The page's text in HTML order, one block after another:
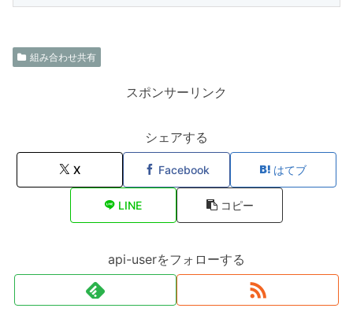
組み合わせ共有
スポンサーリンク
シェアする
X Facebook はてブ
LINE コピー
api-userをフォローする